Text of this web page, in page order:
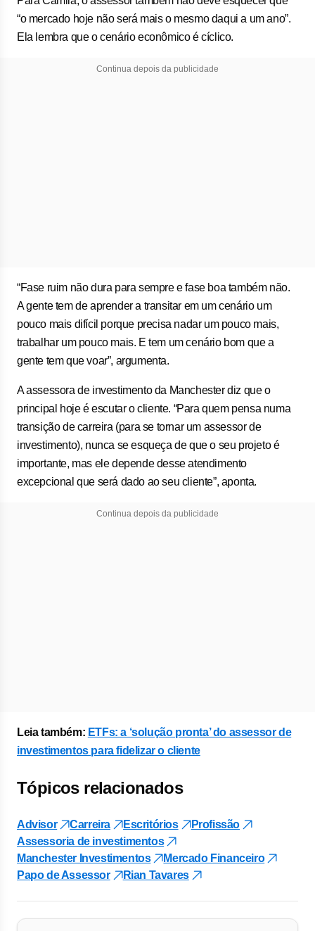
“o mercado hoje não será mais o mesmo daqui a um ano”.
Ela lembra que o cenário econômico é cíclico.
Continua depois da publicidade
“Fase ruim não dura para sempre e fase boa também não.
A gente tem de aprender a transitar em um cenário um
pouco mais difícil porque precisa nadar um pouco mais,
trabalhar um pouco mais. E tem um cenário bom que a
gente tem que voar”, argumenta.
A assessora de investimento da Manchester diz que o
principal hoje é escutar o cliente. “Para quem pensa numa
transição de carreira (para se tornar um assessor de
investimento), nunca se esqueça de que o seu projeto é
importante, mas ele depende desse atendimento
excepcional que será dado ao seu cliente”, aponta.
Continua depois da publicidade
Leia também: ETFs: a ‘solução pronta’ do assessor de
investimentos para fidelizar o cliente
Tópicos relacionados
Advisor Carreira Escritórios
Profissão
Assessoria de investimentos
Manchester Investimentos
Mercado Financeiro
Papo de Assessor
Rian Tavares